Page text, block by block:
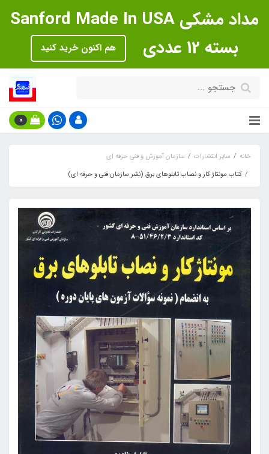
مداد مشکی Sanford Made In USA
بسته 12 عددی
هم اکنون خرید کنید
0
خانه سایر انتشارات
سازمان آموزش و فنی حرفه ای
کتاب مونتاژ کار و نصاب تابلوهای برق (نشر سازمان فنی و حرفه ای)